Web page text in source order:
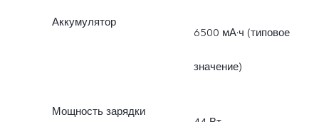
Аккумулятор
6500 мА·ч (типовое
значение)
Мощность зарядки